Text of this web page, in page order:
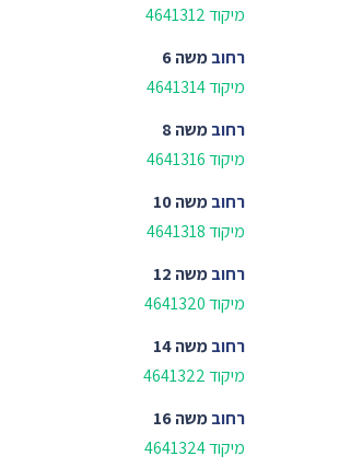
מיקוד 4641312
רחובמשה 6
מיקוד 4641314
רחובמשה 8
מיקוד 4641316
רחובמשה 10
מיקוד 4641318
רחובמשה 12
מיקוד 4641320
רחובמשה 14
מיקוד 4641322
רחובמשה 16
מיקוד 4641324